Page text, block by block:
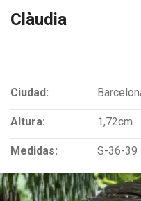
Clàudia
Ciudad:
Altura: 1,72cm
Medidas: S-36-39